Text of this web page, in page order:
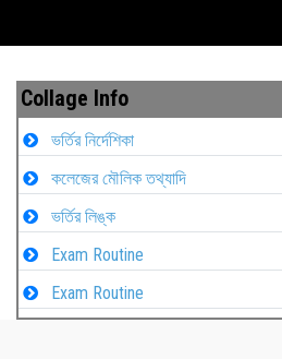
Collage Info
ভর্তির নির্দেশিকা
কলেজের মৌলিক তথ্যাদি
ভর্তির লিঙ্ক
Exam Routine
Exam Routine